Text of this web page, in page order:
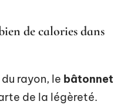
de calories dans
rayon, le bâtonnet
de la légèreté.